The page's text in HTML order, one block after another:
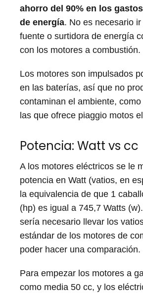
ahorro del 90% en los
de energía. No es necesario
fuente o surtidora de energía
con los motores a combustión.
Los motores son impulsados
en las baterías, así que no
contaminan el ambiente,
las que ofrece piaggio motos
Potencia: Watt vs cc
A los motores eléctricos se le
potencia en Watt (vatios, en
la equivalencia de que 1
(hp) es igual a 745,7 Watts
sería necesario llevar los
estándar de los motores de
poder hacer una comparación.
Para empezar los motores a
como media 50 cc, y los